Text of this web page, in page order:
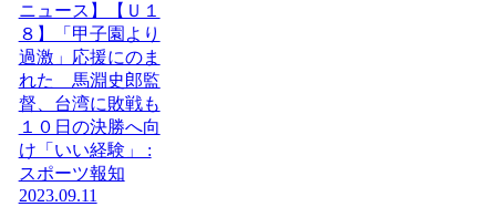
ニュース】【Ｕ１
８】「甲子園より
過激」応援にのま
れた 馬淵史郎監
督、台湾に敗戦も
１０日の決勝へ向
け「いい経験」 :
スポーツ報知
2023.09.11